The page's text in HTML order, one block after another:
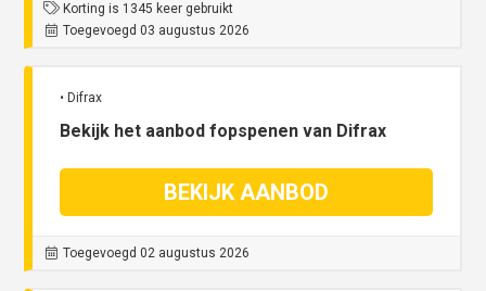
Korting is 1345 keer gebruikt
Toegevoegd 03 augustus 2026
• Difrax
Bekijk het aanbod fopspenen van Difrax
BEKIJK AANBOD
Toegevoegd 02 augustus 2026